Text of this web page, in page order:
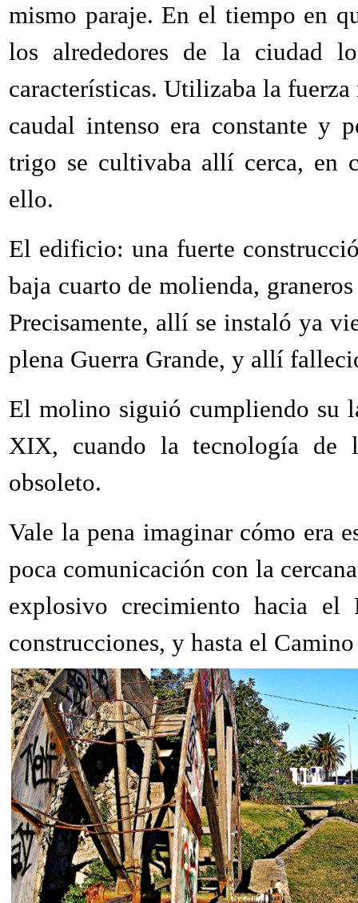
mismo paraje. En el tiempo en
los alrededores de la ciudad
características. Utilizaba la
caudal intenso era constante y
trigo se cultivaba allí cerca, en
ello.
El edificio: una fuerte
baja cuarto de molienda,
Precisamente, allí se instaló ya
plena Guerra Grande, y allí
El molino siguió cumpliendo su
XIX, cuando la tecnología
obsoleto.
Vale la pena imaginar cómo era
poca comunicación con la
explosivo crecimiento hacia el
construcciones, y hasta el